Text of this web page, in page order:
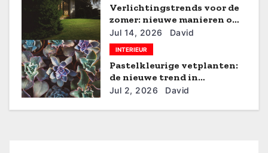
i
e
Verlichtingstrends voor de
zomer: nieuwe manieren om
je huis te verlichten
Jul 14, 2026 David
INTERIEUR
Pastelkleurige vetplanten:
de nieuwe trend in
interieurbeplanting
Jul 2, 2026 David